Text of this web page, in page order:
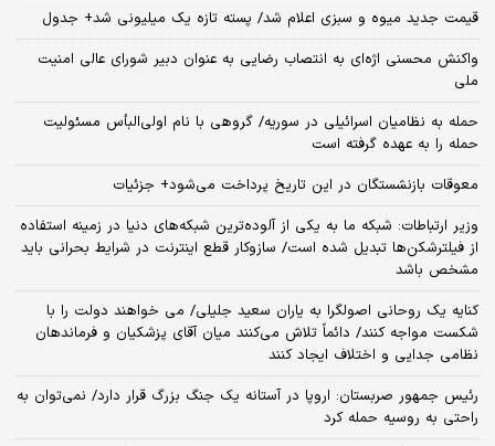
قیمت جدید میوه و سبزی اعلام شد/ پسته تازه یک میلیونی شد+ جدول
واکنش محسنی اژه‌ای به انتصاب رضایی به عنوان دبیر شورای عالی امنیت
ملی
حمله به نظامیان اسرائیلی در سوریه/ گروهی با نام اولی‌البأس مسئولیت
حمله را به عهده گرفته است
معوقات بازنشستگان در این تاریخ پرداخت می‌شود+ جزئیات
وزیر ارتباطات: شبکه ما به یکی از آلوده‌ترین شبکه‌های دنیا در زمینه استفاده
از فیلترشکن‌ها تبدیل شده است/ سازوکار قطع اینترنت در شرایط بحرانی باید
مشخص باشد
کنایه یک روحانی اصولگرا به یاران سعید جلیلی/ می خواهند دولت را با
شکست مواجه کنند/ دائماً تلاش می‌کنند میان آقای پزشکیان و فرماندهان
نظامی جدایی و اختلاف ایجاد کنند
رئیس جمهور صربستان: اروپا در آستانه یک جنگ بزرگ قرار دارد/ نمی‌توان به
راحتی به روسیه حمله کرد